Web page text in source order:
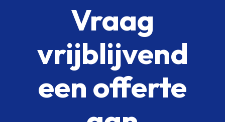
Vraag
vrijblijvend
een offerte